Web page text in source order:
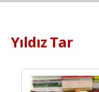
Yıldız Tar